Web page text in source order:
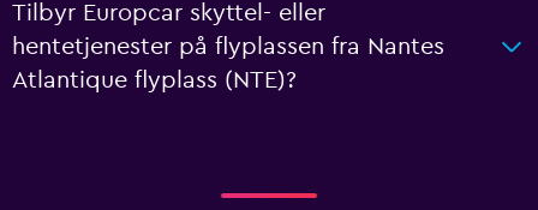
Tilbyr Europcar skyttel- eller
hentetjenester på flyplassen fra Nantes
Atlantique flyplass (NTE)?